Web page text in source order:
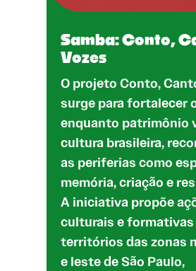
Samba: Conto,
Vozes
O projeto Conto,
surge para fortalecer
enquanto patrimônio
cultura brasileira,
as periferias como
memória, criação e
A iniciativa propõe
culturais e formativas
territórios das zonas
e leste de São Paulo,